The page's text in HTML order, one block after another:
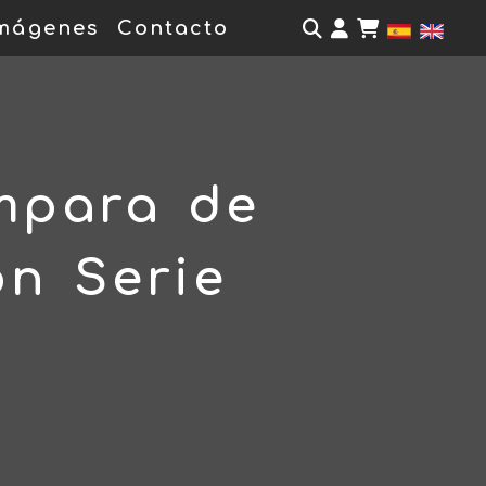
Contacto Identifícate
de
Serie